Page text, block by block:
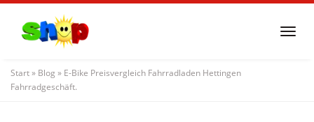
content
Start» Blog » E-Bike Preisvergleich Fahrradladen Hettingen
Fahrradgeschäft.